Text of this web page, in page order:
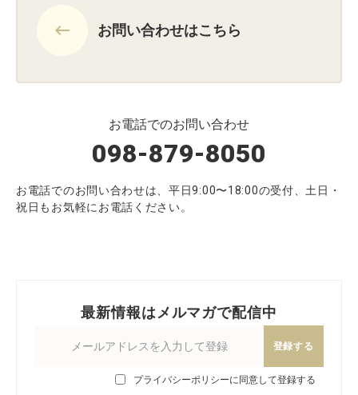
keyboard_backspace お問い合わせはこちら
お電話でのお問い合わせ
098-879-8050
お電話でのお問い合わせは、平日9:00〜18:00の受付、土日・
祝日もお気軽にお電話ください。
最新情報はメルマガで配信中
登録する
プライバシーポリシーに同意して登録する